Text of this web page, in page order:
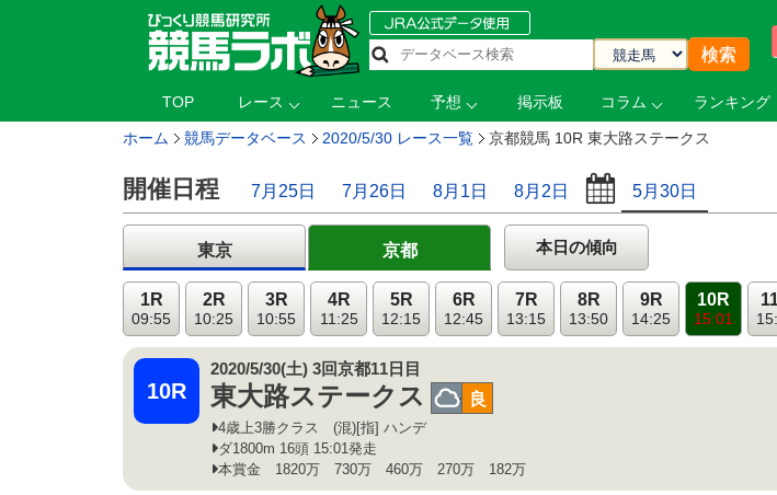
TOP レース ニュース 予想 掲示板 コラム ランキング
ホーム 競馬データベース 2020/5/30 レース一覧 京都競馬 10R 東大路ステークス
開催日程 7月25日 7月26日 8月1日 8月2日 5月30日
東京 京都 本日の傾向
1R
09:55
2R
10:25
3R
10:55
4R
11:25
5R
12:15
6R
12:45
7R
13:15
8R
13:50
9R
14:25
10R
15:01
10R
2020/5/30(土) 3回京都11日目
東大路ステークス 曇良
4歳上3勝クラス (混)[指] ハンデ
ダ1800m 16頭 15:01発走
本賞金 1820万 730万 460万 270万 182万